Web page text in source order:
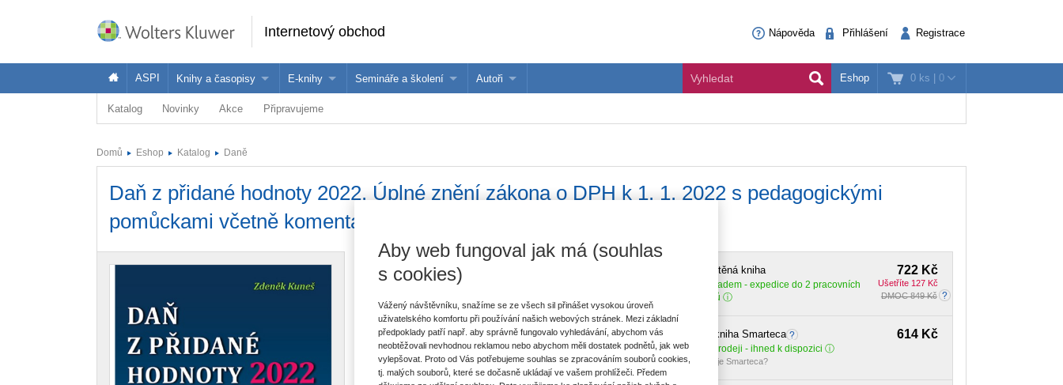
Internetový obchod Nápověda Přihlášení Registrace
0 ks | 0
ASPI Knihy a časopisy
Knihy
E-knihy
Jak na naše e-knihy?
Semináře a školení Autoři Eshop
Katalog Novinky Akce Připravujeme
Domů Eshop Katalog Daně
Daň z přidané hodnoty 2022. Úplné znění zákona o DPH k 1. 1. 2022 s pedagogickými
pomůckami včetně komentářů a grafů
722 Kč
Ušetříte 127 Kč
DMOC 849 Kč
Tištěná kniha
Skladem - expedice do 2 pracovních
dnů
614 Kč
E-kniha Smarteca
V prodeji - ihned k dispozici
Co je Smarteca?
Typ publikace komentáře
Datum vydání 2/2022
Vazba brožovaná
Aby web fungoval jak má (souhlas
s cookies)
Vážený návštěvníku, snažíme se ze všech sil přinášet vysokou úroveň
uživatelského komfortu při používání našich webových stránek. Mezi základní
předpoklady patří např. aby správně fungovalo vyhledávání, abychom vás
neobtěžovali nevhodnou reklamou nebo abychom měli dostatek podnětů, jak web
vylepšovat. Proto od Vás potřebujeme souhlas se zpracováním souborů cookies,
tj. malých souborů, které se dočasně ukládají ve vašem prohlížeči. Předem